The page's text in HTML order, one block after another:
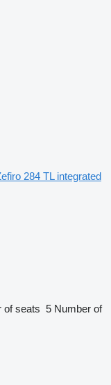
284 TL integrated
of seats 5 Number of